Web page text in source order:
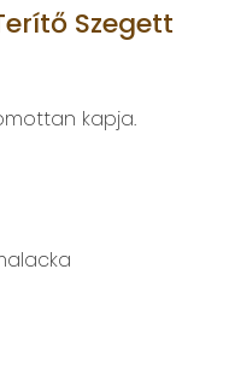
Szegett
kapja.